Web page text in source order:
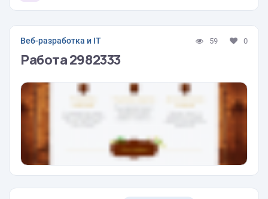
Веб-разработка и IT 59 0
Работа 2982333